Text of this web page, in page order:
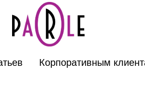
Корпоративным